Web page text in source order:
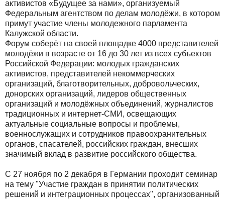
активистов «Будущее за нами», организуемый
Федеральным агентством по делам молодёжи, в котором
примут участие члены молодежного парламента
Калужской области.
Форум соберёт на своей площадке 4000 представителей
молодёжи в возрасте от 16 до 30 лет из всех субъектов
Российской Федерации: молодых гражданских
активистов, представителей некоммерческих
организаций, благотворительных, добровольческих,
донорских организаций, лидеров общественных
организаций и молодёжных объединений, журналистов
традиционных и интернет-СМИ, освещающих
актуальные социальные вопросы и проблемы,
военнослужащих и сотрудников правоохранительных
органов, спасателей, российских граждан, внесших
значимый вклад в развитие российского общества.
С 27 ноября по 2 декабря в Германии проходит семинар
на тему "Участие граждан в принятии политических
решений и интеграционных процессах", организованный